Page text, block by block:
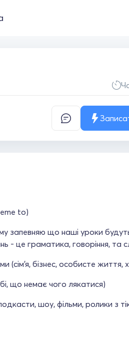
to)
запевняю що наші уроки
- це граматика, говоріння, та
бізнес, особисте життя,
що немає чого лякатися)
шоу, фільми, ролики з